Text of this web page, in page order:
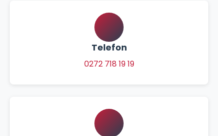
Telefon
0272 718 19 19